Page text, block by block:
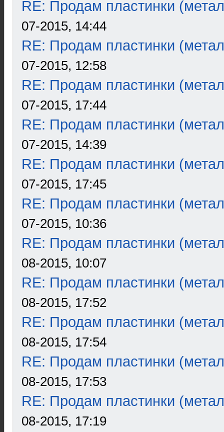
RE: Продам пластинки
07-2015, 14:44
RE: Продам пластинки
07-2015, 12:58
RE: Продам пластинки
07-2015, 17:44
RE: Продам пластинки
07-2015, 14:39
RE: Продам пластинки
07-2015, 17:45
RE: Продам пластинки
07-2015, 10:36
RE: Продам пластинки
08-2015, 10:07
RE: Продам пластинки
08-2015, 17:52
RE: Продам пластинки
08-2015, 17:54
RE: Продам пластинки
08-2015, 17:53
RE: Продам пластинки
08-2015, 17:19